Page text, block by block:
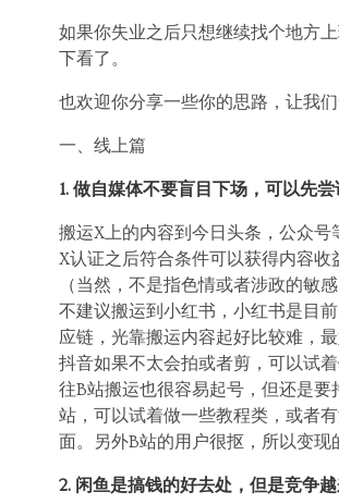
如果你失业之后只想继续找个地方
下看了。
也欢迎你分享一些你的思路，让我
一、线上篇
1. 做自媒体不要盲目下场，可以先
搬运X上的内容到今日头条，公众号
X认证之后符合条件可以获得内容
（当然，不是指色情或者涉政的敏感
不建议搬运到小红书，小红书是目
应链，光靠搬运内容起好比较难，
抖音如果不太会拍或者剪，可以试
往B站搬运也很容易起号，但还是
站，可以试着做一些教程类，或者
面。另外B站的用户很抠，所以变现
2. 闲鱼是搞钱的好去处，但是竞争